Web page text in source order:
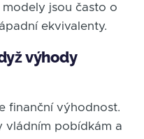
modely jsou často o
ekvivalenty.
výhody
finanční výhodnost.
vládním pobídkám a